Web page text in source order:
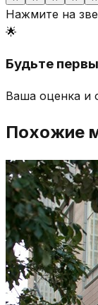
Нажмите на
🌟
Будьте
Ваша оценка и
Похожие